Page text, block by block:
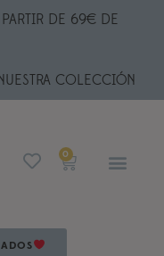
DE 69€ DE
COLECCIÓN
0